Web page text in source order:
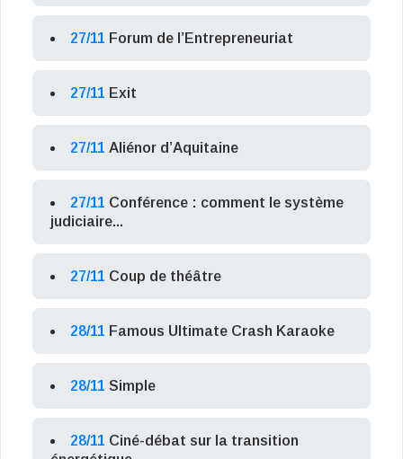
27/11 Forum de l’Entrepreneuriat
27/11 Exit
27/11 Aliénor d’Aquitaine
27/11 Conférence : comment le système
judiciaire...
27/11 Coup de théâtre
28/11 Famous Ultimate Crash Karaoke
28/11 Simple
28/11 Ciné-débat sur la transition